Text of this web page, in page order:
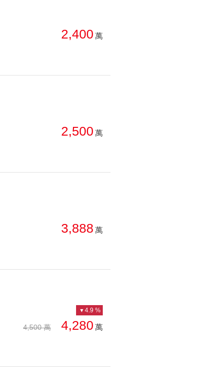
2,400 萬
2,500 萬
3,888 萬
4,500 萬 4,280 萬
4.9 %